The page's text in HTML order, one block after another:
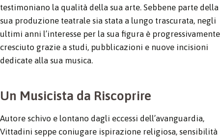
testimoniano la qualità della sua arte. Sebbene parte della
sua produzione teatrale sia stata a lungo trascurata, negli
ultimi anni l’interesse per la sua figura è progressivamente
cresciuto grazie a studi, pubblicazioni e nuove incisioni
dedicate alla sua musica.
Un Musicista da Riscoprire
Autore schivo e lontano dagli eccessi dell’avanguardia,
Vittadini seppe coniugare ispirazione religiosa, sensibilità